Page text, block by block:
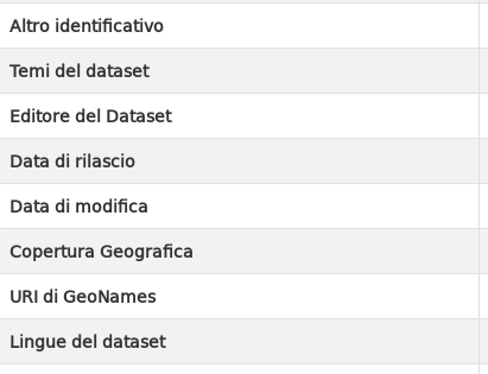
Altro identificativo
Temi del dataset
Editore del Dataset
Data di rilascio
Data di modifica
Copertura Geografica
URI di GeoNames
Lingue del dataset